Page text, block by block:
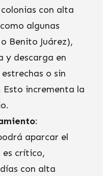
colonias con alta
algunas
Benito Juárez),
y descarga en
o sin
Esto incrementa la
:
aparcar el
es crítico,
con alta